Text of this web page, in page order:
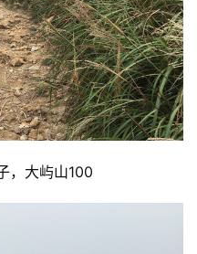
，大屿山100